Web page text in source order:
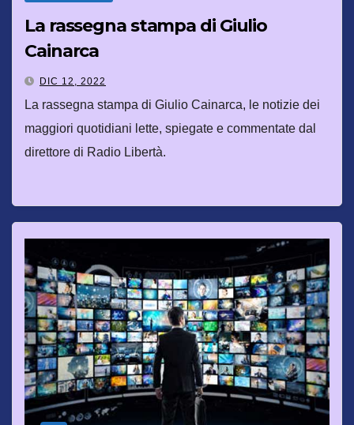
La rassegna stampa di Giulio
Cainarca
DIC 12, 2022
La rassegna stampa di Giulio Cainarca, le notizie dei
maggiori quotidiani lette, spiegate e commentate dal
direttore di Radio Libertà.